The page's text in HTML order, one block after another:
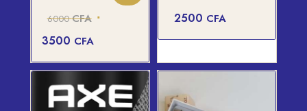
6000CFA Le
initial
était :
6000 CFA.
3500 CFA
actuel
est :
3500 CFA.
2500 CFA